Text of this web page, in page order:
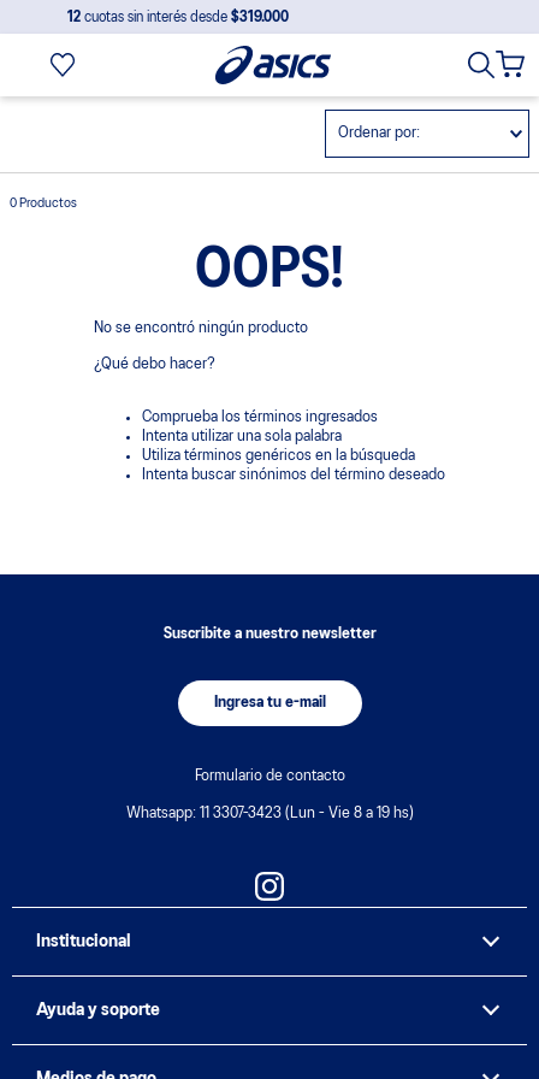
12 cuotas sin interés desde $319.000
Ordenar por
0 Productos
OOPS!
No se encontró ningún producto
¿Qué debo hacer?
Comprueba los términos ingresados
Intenta utilizar una sola palabra
Utiliza términos genéricos en la búsqueda
Intenta buscar sinónimos del término deseado
Suscribite a nuestro newsletter
Ingresa tu e-mail
Formulario de contacto
Whatsapp: 11 3307-3423 (Lun - Vie 8 a 19 hs)
Institucional
Ayuda y soporte